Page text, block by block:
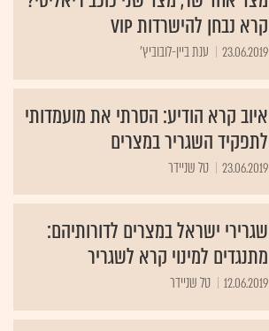
קרא נבחן להישרדות VIP
23.06.2019 ענת ביין-לובוביץ'
איוב קרא הודיע: הסרתי את מועמדותי
לתפקיד השגריר במצרים
23.06.2019 טל שניידר
שגרירי ישראל במצרים לדורותיהם:
מתנגדים למינוי קרא לשגריר
12.06.2019 טל שניידר